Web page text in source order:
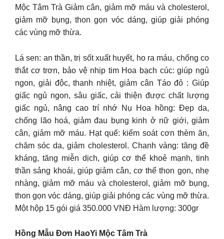
Mộc Tâm Trà Giảm cân, giảm mỡ máu và cholesterol,
giảm mỡ bụng, thon gọn vóc dáng, giúp giải phóng
các vùng mỡ thừa.
Lá sen: an thần, trị sốt xuất huyết, ho ra máu, chống co
thắt cơ trơn, bảo vệ nhịp tim Hoa bạch cúc: giúp ngủ
ngon, giải độc, thanh nhiệt, giảm cân Táo đỏ : Giúp
giấc ngủ ngon, sâu giấc, cải thiện được chất lượng
giấc ngủ, nâng cao trí nhớ Nụ Hoa hồng: Đẹp da,
chống lão hoá, giảm đau bụng kinh ở nữ giới, giảm
cân, giảm mỡ máu. Hạt quế: kiểm soát cơn thèm ăn,
chăm sóc da, giảm cholesterol. Chanh vàng: tăng đề
kháng, tăng miễn dịch, giúp cơ thể khoẻ mạnh, tinh
thần sảng khoái, giúp giảm cân, cơ thể thon gọn, nhẹ
nhàng, giảm mỡ máu và cholesterol, giảm mỡ bụng,
thon gọn vóc dáng, giúp giải phóng các vùng mỡ thừa.
Một hộp 15 gói giá 350.000 VNĐ Hàm lượng: 300gr
Hồng Mẫu Đơn HaoYi Mộc Tâm Trà